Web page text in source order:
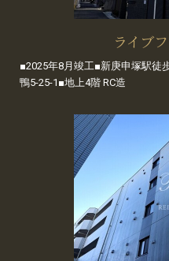
ライブ
■2025年8月竣工■新庚申塚駅徒
鴨5-25-1■地上4階 RC造